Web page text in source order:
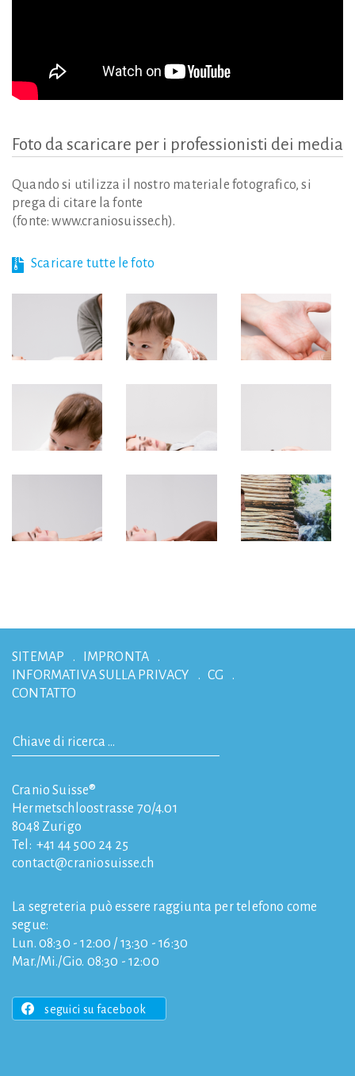
Foto da scaricare per i professionisti dei media
Quando si utilizza il nostro materiale fotografico, si
prega di citare la fonte
(fonte: www.craniosuisse.ch).
Scaricare tutte le foto
SITEMAP
IMPRONTA
INFORMATIVA SULLA PRIVACY
CG
CONTATTO
Cranio Suisse®
Hermetschloostrasse 70/4.01
8048 Zurigo
Tel: +41 44 500 24 25
contact
craniosuisse.ch
La segreteria può essere raggiunta per telefono come
segue:
Lun. 08:30 - 12:00 / 13:30 - 16:30
Mar./Mi./Gio. 08:30 - 12:00
seguici su facebook